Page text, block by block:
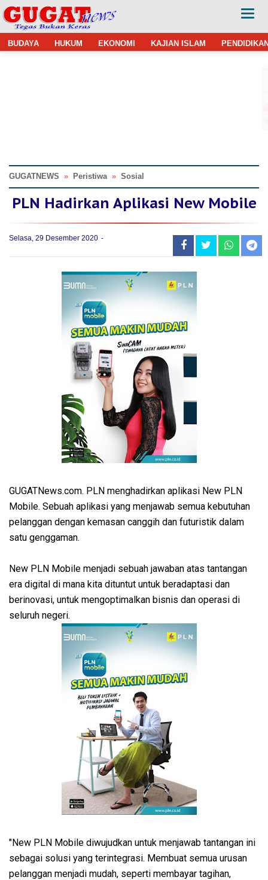
BUDAYA HUKUM EKONOMI KAJIAN ISLAM
GUGATNEWS » Peristiwa » Sosial
PLN Hadirkan Aplikasi New Mobile
Selasa, 29 Desember 2020
GUGATNews.com. PLN menghadirkan aplikasi New PLN
Mobile. Sebuah aplikasi yang menjawab semua kebutuhan
pelanggan dengan kemasan canggih dan futuristik dalam
satu genggaman.
New PLN Mobile menjadi sebuah jawaban atas tantangan
era digital di mana kita dituntut untuk beradaptasi dan
berinovasi, untuk mengoptimalkan bisnis dan operasi di
seluruh negeri.
"New PLN Mobile diwujudkan untuk menjawab tantangan ini
sebagai solusi yang terintegrasi. Membuat semua urusan
pelanggan menjadi mudah, seperti membayar tagihan,